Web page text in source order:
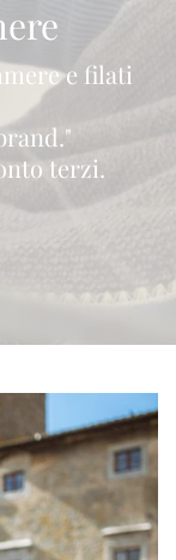
e filati
terzi.